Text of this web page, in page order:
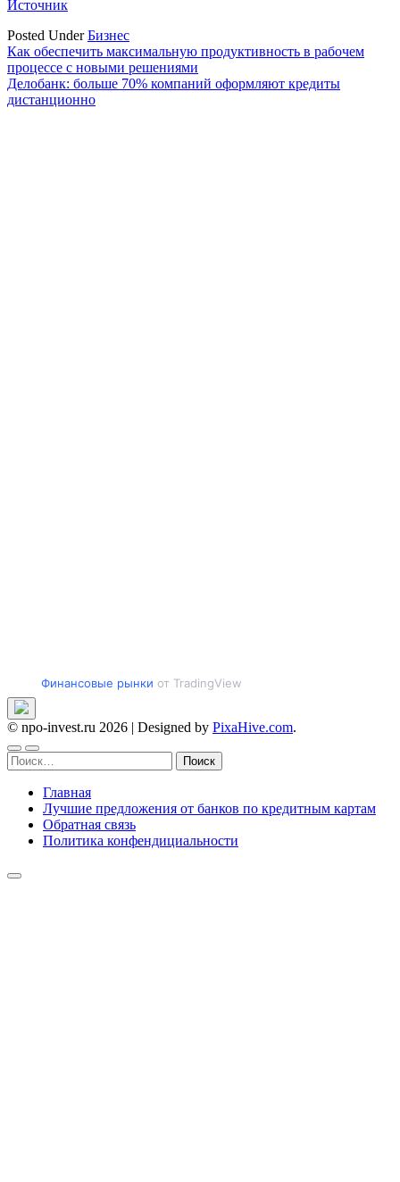
Источник
Posted UnderБизнес
Навигация
по
записям
Как обеспечить максимальную продуктивность в рабочем
процессе с новыми решениями
Делобанк: больше 70% компаний оформляют кредиты
дистанционно
Финансовые рынки от TradingView
© npo-invest.ru 2026 | Designed by PixaHive.com.
Найти:
Главная
Лучшие предложения от банков по кредитным картам
Обратная связь
Политика конфендициальности